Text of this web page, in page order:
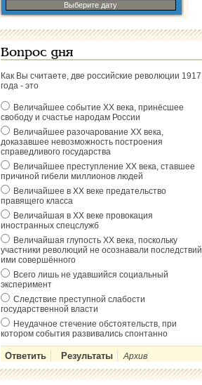
Выберите дату
Вопрос дня
Как Вы считаете, две российские революции 1917
года - это
Величайшее событие ХХ века, принёсшее
свободу и счастье народам России
Величайшее разочарование ХХ века,
доказавшее невозможность построения
справедливого государства
Величайшее преступление ХХ века, ставшее
причиной гибели миллионов людей
Величайшее в ХХ веке предательство
правящего класса
Величайшая в ХХ веке провокация
иностранных спецслужб
Величайшая глупость ХХ века, поскольку
участники революций не осознавали последствий
ими совершённого
Всего лишь не удавшийся социальный
эксперимент
Следствие преступной слабости
государственной власти
Неудачное стечение обстоятельств, при
котором события развивались спонтанно
Архив